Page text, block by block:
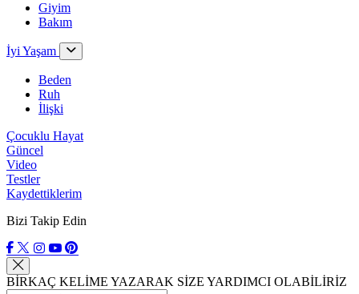
Giyim
Bakım
İyi Yaşam
Beden
Ruh
İlişki
Çocuklu Hayat
Güncel
Video
Testler
Kaydettiklerim
Bizi Takip Edin
BİRKAÇ KELİME YAZARAK SİZE YARDIMCI OLABİLİRİZ